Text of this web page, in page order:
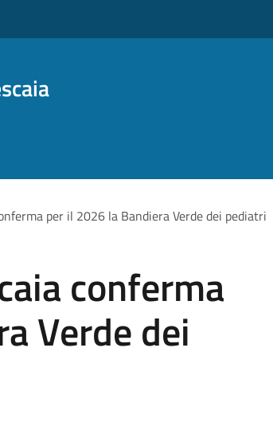
per il 2026 la Bandiera Verde dei pediatri
conferma
Verde dei